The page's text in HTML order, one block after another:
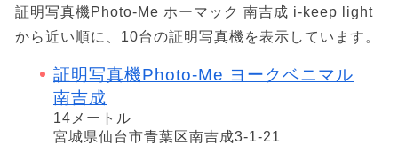
証明写真機Photo-Me ホーマック 南吉成 i-keep light
から近い順に、10台の証明写真機を表示しています。
証明写真機Photo-Me ヨークベニマル
南吉成
14メートル
宮城県仙台市青葉区南吉成3-1-21